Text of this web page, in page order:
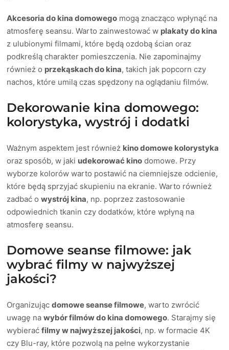
Akcesoria do kina domowego mogą znacząco wpłynąć na
atmosferę seansu. Warto zainwestować w plakaty do kina
z ulubionymi filmami, które będą ozdobą ścian oraz
podkreślą charakter pomieszczenia. Nie zapominajmy
również o przekąskach do kina, takich jak popcorn czy
nachos, które umilą czas spędzony na oglądaniu filmów.
Dekorowanie kina domowego:
kolorystyka, wystrój i dodatki
Ważnym aspektem jest również kino domowe kolorystyka
oraz sposób, w jaki udekorować kino domowe. Przy
wyborze kolorów warto postawić na ciemniejsze odcienie,
które będą sprzyjać skupieniu na ekranie. Warto również
zadbać owystrój kina, np. poprzez zastosowanie
odpowiednich tkanin czy dodatków, które wpłyną na
atmosferę seansu.
Domowe seanse filmowe: jak
wybrać filmy w najwyższej
jakości?
Organizującdomowe seanse filmowe, warto zwrócić
uwagę nawybór filmów do kina domowego. Starajmy się
wybieraćfilmy w najwyższej jakości, np. w formacie 4K
czy Blu-ray, które pozwolą na pełne wykorzystanie